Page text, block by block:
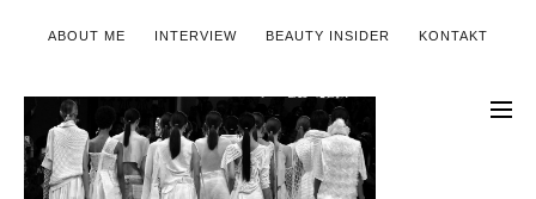
ABOUT ME INTERVIEW BEAUTY INSIDER KONTAKT